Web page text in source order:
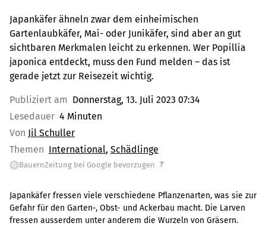
Japankäfer ähneln zwar dem einheimischen
Gartenlaubkäfer, Mai- oder Junikäfer, sind aber an gut
sichtbaren Merkmalen leicht zu erkennen. Wer Popillia
japonica entdeckt, muss den Fund melden – das ist
gerade jetzt zur Reisezeit wichtig.
Publiziert am Donnerstag, 13. Juli 2023 07:34
Lesedauer 4 Minuten
Von Jil Schuller
Themen International Schädlinge
G BauernZeitung bei Google bevorzugen ?
Japankäfer fressen viele verschiedene Pflanzenarten, was sie zur
Gefahr für den Garten-, Obst- und Ackerbau macht. Die Larven
fressen ausserdem unter anderem die Wurzeln von Gräsern.